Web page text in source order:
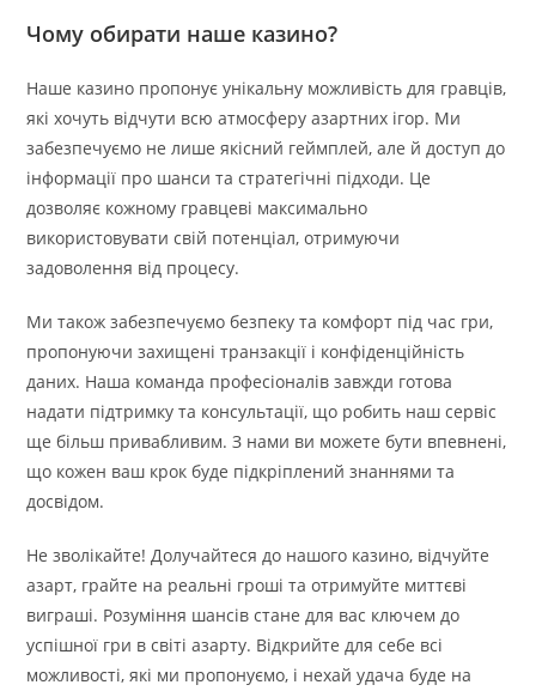
Чому обирати наше казино?
Наше казино пропонує унікальну можливість для гравців,
які хочуть відчути всю атмосферу азартних ігор. Ми
забезпечуємо не лише якісний геймплей, але й доступ до
інформації про шанси та стратегічні підходи. Це
дозволяє кожному гравцеві максимально
використовувати свій потенціал, отримуючи
задоволення від процесу.
Ми також забезпечуємо безпеку та комфорт під час гри,
пропонуючи захищені транзакції і конфіденційність
даних. Наша команда професіоналів завжди готова
надати підтримку та консультації, що робить наш сервіс
ще більш привабливим. З нами ви можете бути впевнені,
що кожен ваш крок буде підкріплений знаннями та
досвідом.
Не зволікайте! Долучайтеся до нашого казино, відчуйте
азарт, грайте на реальні гроші та отримуйте миттєві
виграші. Розуміння шансів стане для вас ключем до
успішної гри в світі азарту. Відкрийте для себе всі
можливості, які ми пропонуємо, і нехай удача буде на